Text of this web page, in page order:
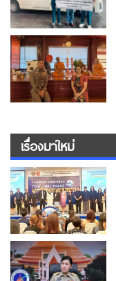
เรื่องมาใหม่